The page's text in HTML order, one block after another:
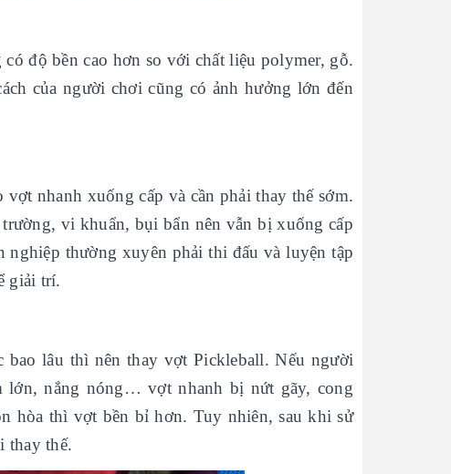
độ bền cao hơn so với chất liệu polymer, gỗ.
của người chơi cũng có ảnh hưởng lớn đến
nhanh xuống cấp và cần phải thay thế sớm.
vi khuẩn, bụi bẩn nên vẫn bị xuống cấp
thường xuyên phải thi đấu và luyện tập
giải trí.
lâu thì nên thay vợt Pickleball. Nếu người
lớn, nắng nóng… vợt nhanh bị nứt gãy, cong
hòa thì vợt bền bỉ hơn. Tuy nhiên, sau khi sử
thay thế.